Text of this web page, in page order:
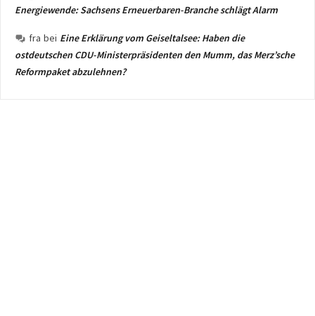
Energiewende: Sachsens Erneuerbaren-Branche schlägt Alarm
fra bei Eine Erklärung vom Geiseltalsee: Haben die
ostdeutschen CDU-Ministerpräsidenten den Mumm, das Merz’sche
Reformpaket abzulehnen?